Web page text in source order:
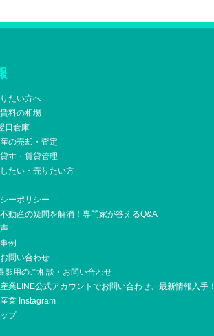
たい方へ
料の相場
日倉庫
の売却・査定
す・賃貸管理
たい・売りたい方
ーポリシー
動産の疑問を解消！専門家が答えるQ&A
例
問い合わせ
影用のご相談・お問い合わせ
業LINE公式アカウントでお問い合わせ、最新情報入手！
業 Instagram
プ